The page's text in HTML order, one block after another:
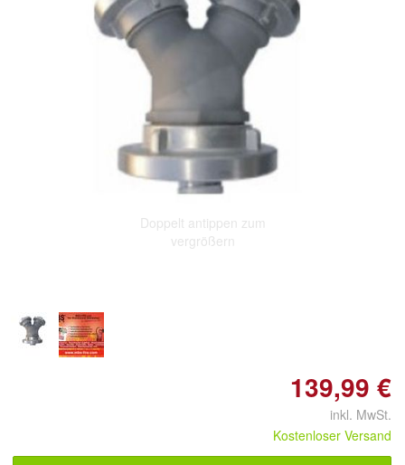
Doppelt antippen zum
vergrößern
139,99 €
inkl. MwSt.
Kostenloser Versand